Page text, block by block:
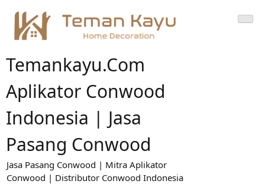
content
Temankayu.com
Aplikator Conwood
Indonesia | Jasa
Pasang Conwood
Jasa Pasang Conwood | Mitra Aplikator
Conwood | Distributor Conwood Indonesia